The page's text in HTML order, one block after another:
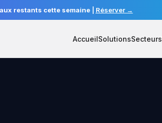
restants cette semaine| Réserver →
AccueilSolutionsSecteurs